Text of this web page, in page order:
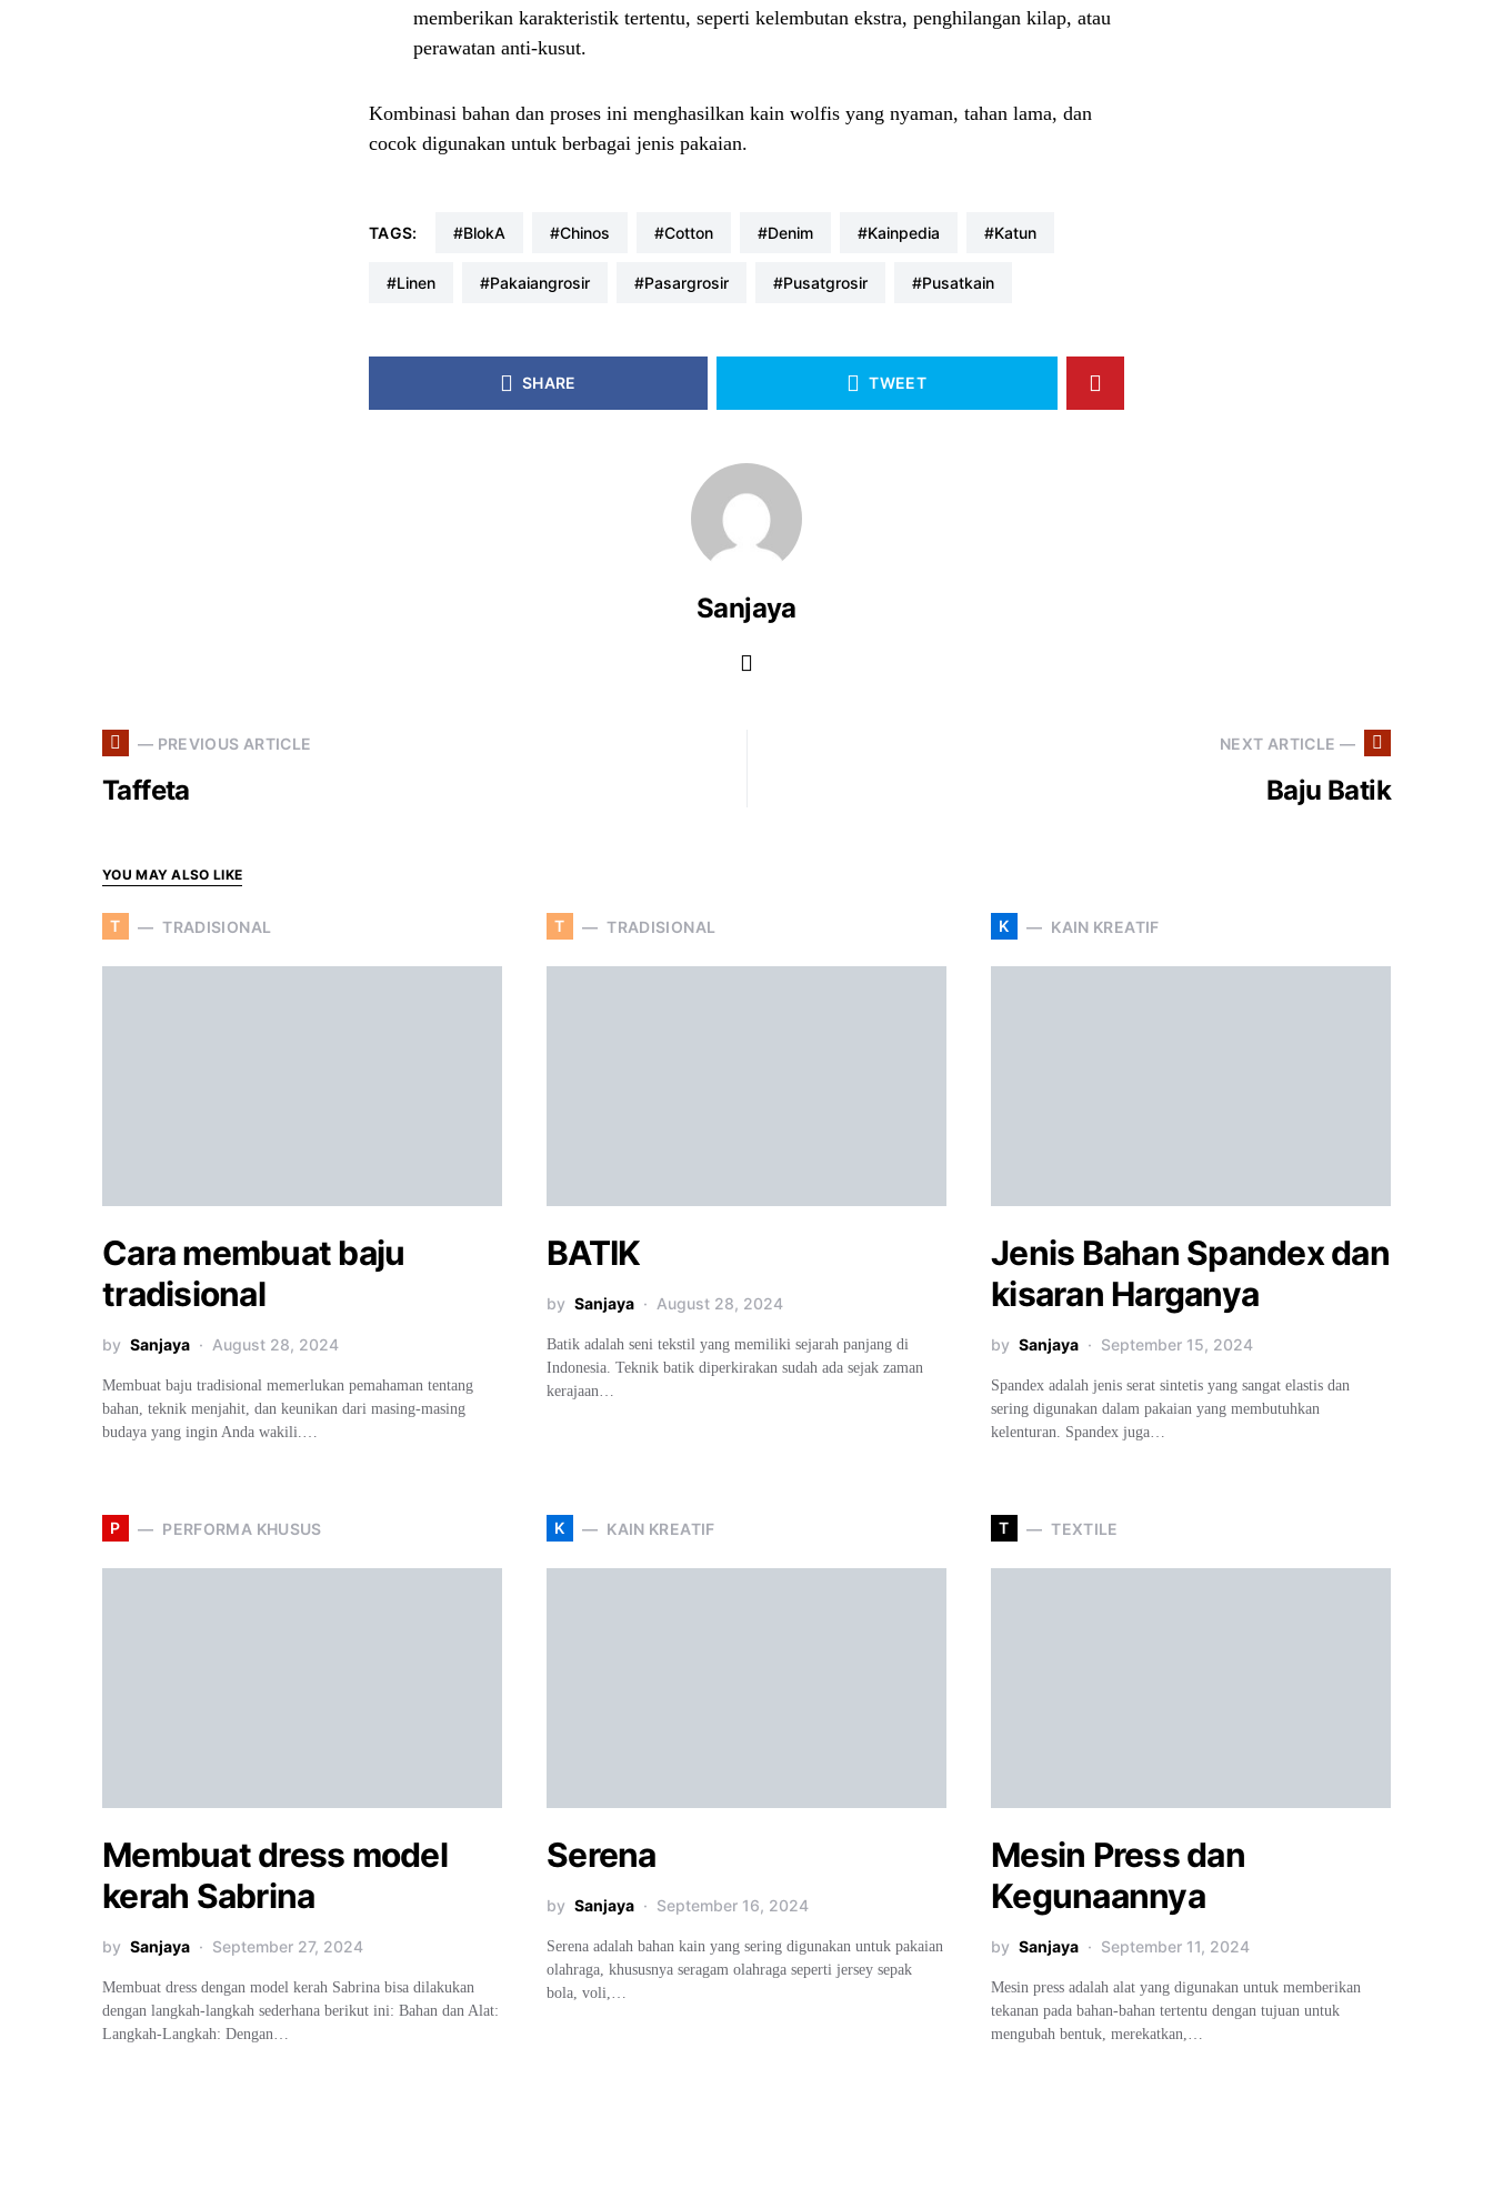
memberikan karakteristik tertentu, seperti kelembutan ekstra, penghilangan kilap, atau
perawatan anti-kusut.
Kombinasi bahan dan proses ini menghasilkan kain wolfis yang nyaman, tahan lama, dan
cocok digunakan untuk berbagai jenis pakaian.
TAGS: #blokA #chinos #cotton #denim #kainpedia #katun
#linen #pakaiangrosir #pasargrosir #pusatgrosir #pusatkain
SHARE TWEET
Sanjaya
— PREVIOUS ARTICLE
Taffeta
NEXT ARTICLE —
Baju Batik
YOU MAY ALSO LIKE
T TRADISIONAL
Cara membuat baju
tradisional
by Sanjaya August 28, 2024
Membuat baju tradisional memerlukan pemahaman tentang
bahan, teknik menjahit, dan keunikan dari masing-masing
budaya yang ingin Anda wakili.…
T TRADISIONAL
BATIK
by Sanjaya August 28, 2024
Batik adalah seni tekstil yang memiliki sejarah panjang di
Indonesia. Teknik batik diperkirakan sudah ada sejak zaman
kerajaan…
K KAIN KREATIF
Jenis Bahan Spandex dan
kisaran Harganya
by Sanjaya September 15, 2024
Spandex adalah jenis serat sintetis yang sangat elastis dan
sering digunakan dalam pakaian yang membutuhkan
kelenturan. Spandex juga…
P PERFORMA KHUSUS
Membuat dress model
kerah Sabrina
by Sanjaya September 27, 2024
Membuat dress dengan model kerah Sabrina bisa dilakukan
dengan langkah-langkah sederhana berikut ini: Bahan dan Alat:
Langkah-Langkah: Dengan…
K KAIN KREATIF
Serena
by Sanjaya September 16, 2024
Serena adalah bahan kain yang sering digunakan untuk pakaian
olahraga, khususnya seragam olahraga seperti jersey sepak
bola, voli,…
T TEXTILE
Mesin Press dan
Kegunaannya
by Sanjaya September 11, 2024
Mesin press adalah alat yang digunakan untuk memberikan
tekanan pada bahan-bahan tertentu dengan tujuan untuk
mengubah bentuk, merekatkan,…